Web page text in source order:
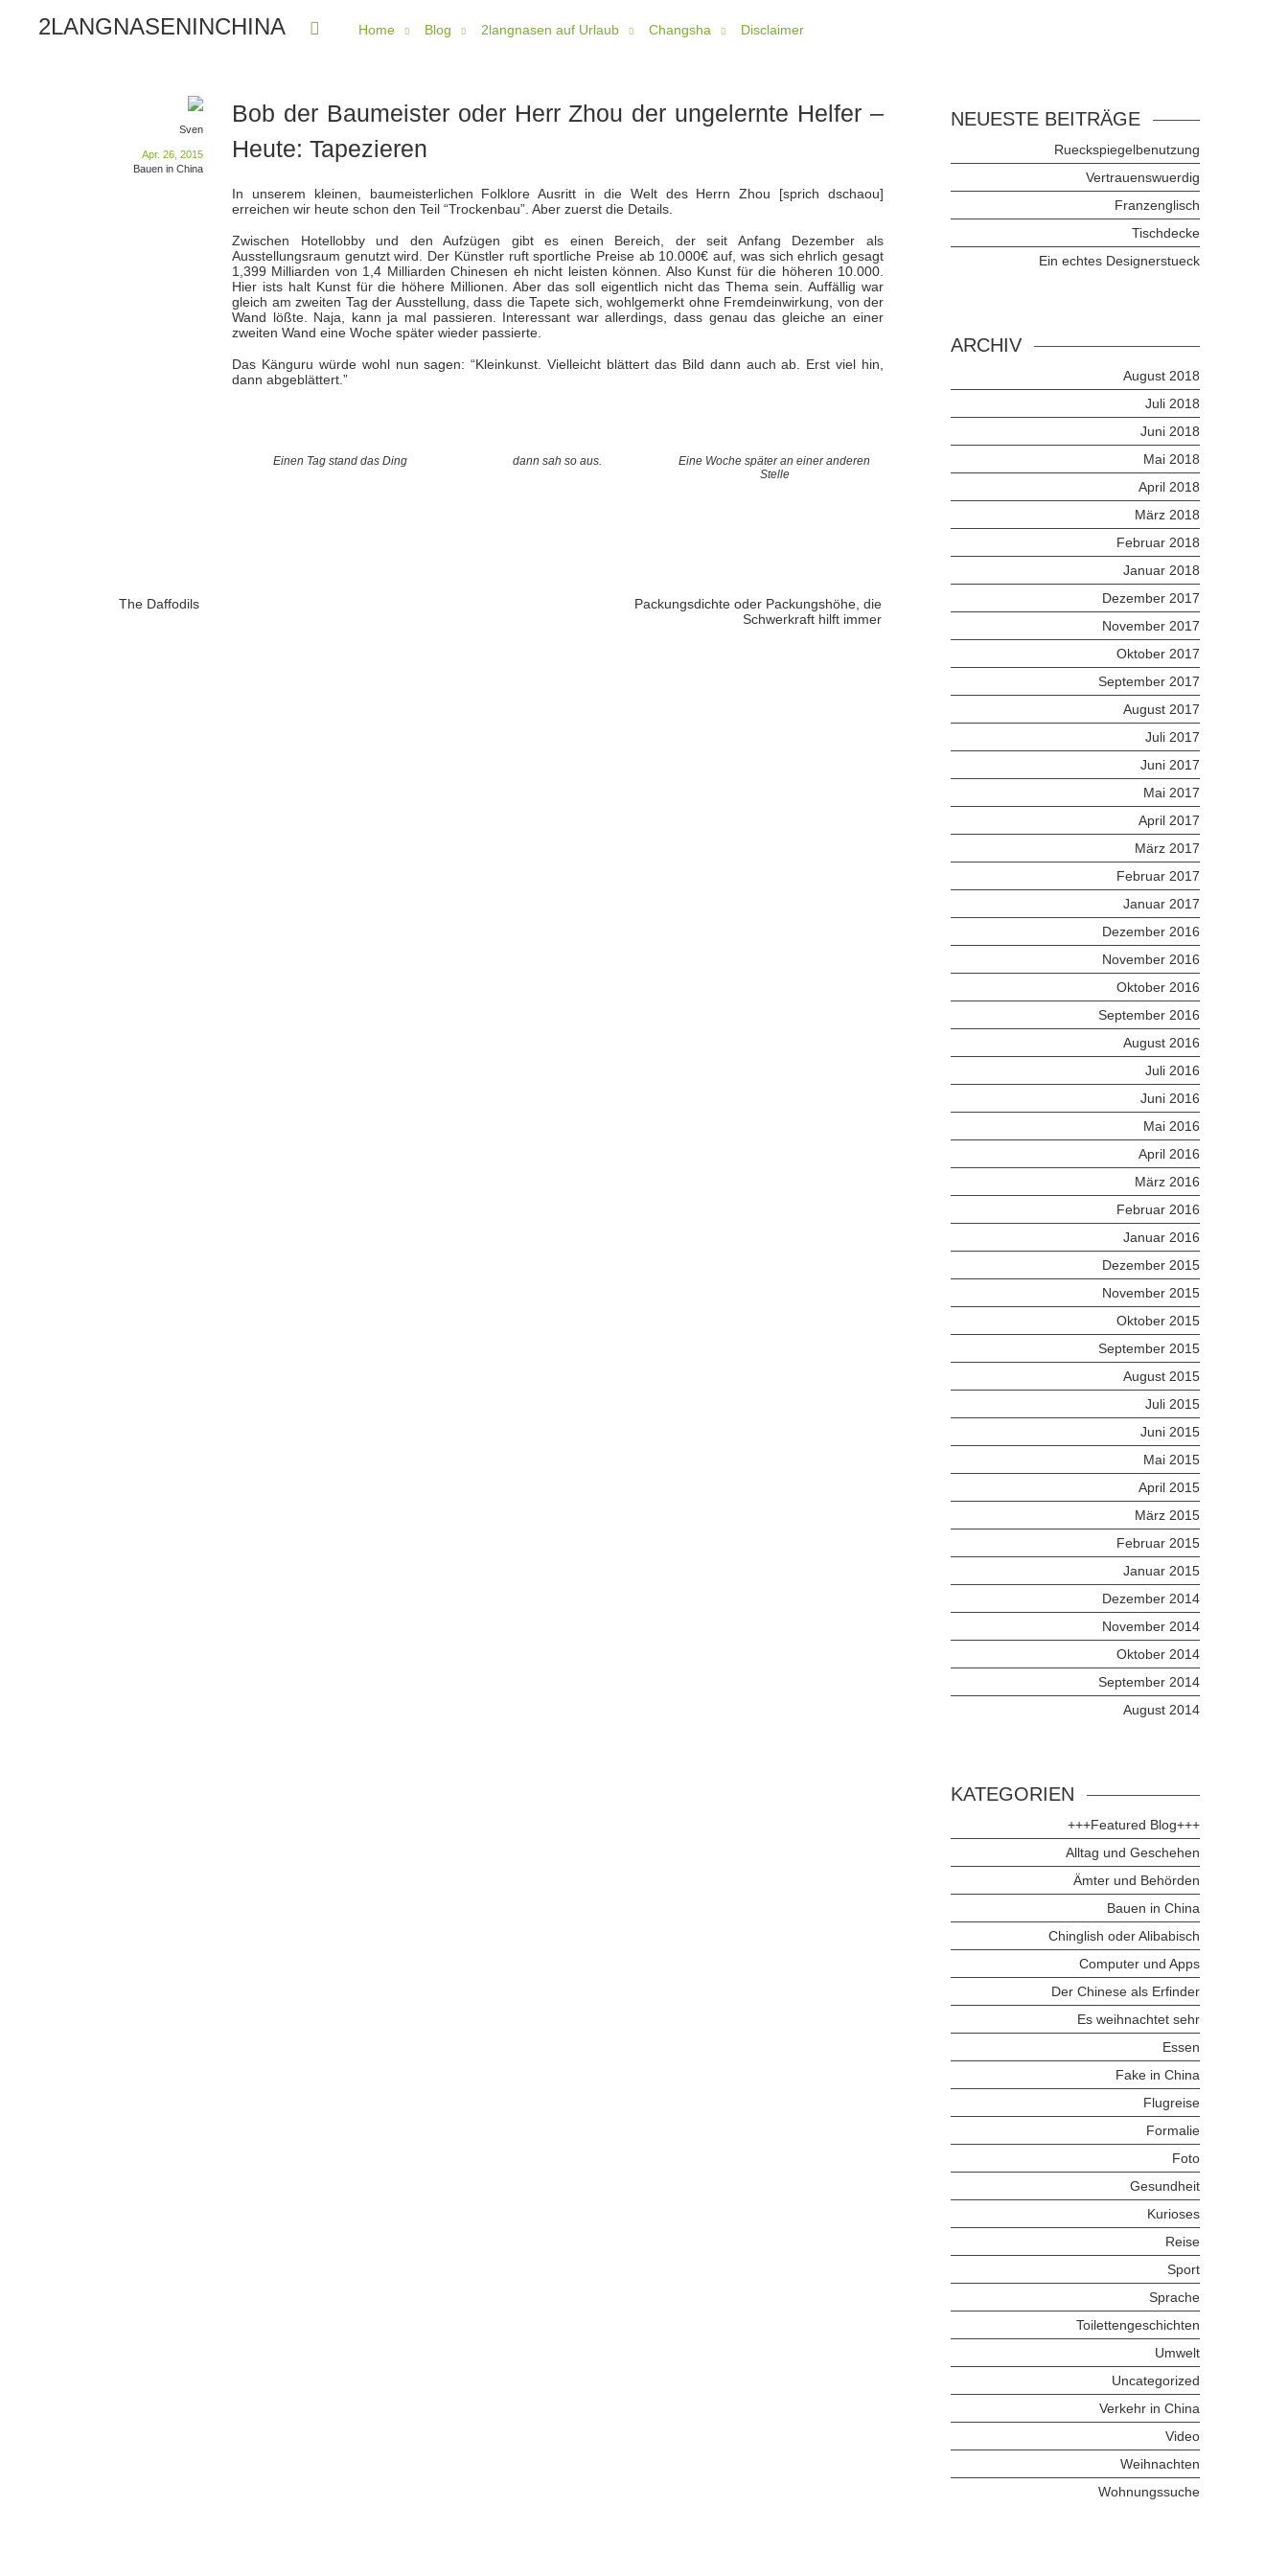
2LANGNASENINCHINA Home Blog 2langnasen auf Urlaub Changsha Disclaimer
Bob der Baumeister oder Herr Zhou der ungelernte Helfer –
Heute: Tapezieren
Sven
Apr. 26, 2015
Bauen in China
In unserem kleinen, baumeisterlichen Folklore Ausritt in die Welt des Herrn Zhou [sprich dschaou]
erreichen wir heute schon den Teil “Trockenbau”. Aber zuerst die Details.
Zwischen Hotellobby und den Aufzügen gibt es einen Bereich, der seit Anfang Dezember als
Ausstellungsraum genutzt wird. Der Künstler ruft sportliche Preise ab 10.000€ auf, was sich ehrlich gesagt
1,399 Milliarden von 1,4 Milliarden Chinesen eh nicht leisten können. Also Kunst für die höheren 10.000.
Hier ists halt Kunst für die höhere Millionen. Aber das soll eigentlich nicht das Thema sein. Auffällig war
gleich am zweiten Tag der Ausstellung, dass die Tapete sich, wohlgemerkt ohne Fremdeinwirkung, von der
Wand lößte. Naja, kann ja mal passieren. Interessant war allerdings, dass genau das gleiche an einer
zweiten Wand eine Woche später wieder passierte.
Das Känguru würde wohl nun sagen: “Kleinkunst. Vielleicht blättert das Bild dann auch ab. Erst viel hin,
dann abgeblättert.”
Einen Tag stand das Ding dann sah so aus.
Eine Woche später an einer anderen
Stelle
The Daffodils
Packungsdichte oder Packungshöhe, die
Schwerkraft hilft immer
NEUESTE BEITRÄGE
Rueckspiegelbenutzung
Vertrauenswuerdig
Franzenglisch
Tischdecke
Ein echtes Designerstueck
ARCHIV
August 2018
Juli 2018
Juni 2018
Mai 2018
April 2018
März 2018
Februar 2018
Januar 2018
Dezember 2017
November 2017
Oktober 2017
September 2017
August 2017
Juli 2017
Juni 2017
Mai 2017
April 2017
März 2017
Februar 2017
Januar 2017
Dezember 2016
November 2016
Oktober 2016
September 2016
August 2016
Juli 2016
Juni 2016
Mai 2016
April 2016
März 2016
Februar 2016
Januar 2016
Dezember 2015
November 2015
Oktober 2015
September 2015
August 2015
Juli 2015
Juni 2015
Mai 2015
April 2015
März 2015
Februar 2015
Januar 2015
Dezember 2014
November 2014
Oktober 2014
September 2014
August 2014
KATEGORIEN
+++Featured Blog+++
Alltag und Geschehen
Ämter und Behörden
Bauen in China
Chinglish oder Alibabisch
Computer und Apps
Der Chinese als Erfinder
Es weihnachtet sehr
Essen
Fake in China
Flugreise
Formalie
Foto
Gesundheit
Kurioses
Reise
Sport
Sprache
Toilettengeschichten
Umwelt
Uncategorized
Verkehr in China
Video
Weihnachten
Wohnungssuche